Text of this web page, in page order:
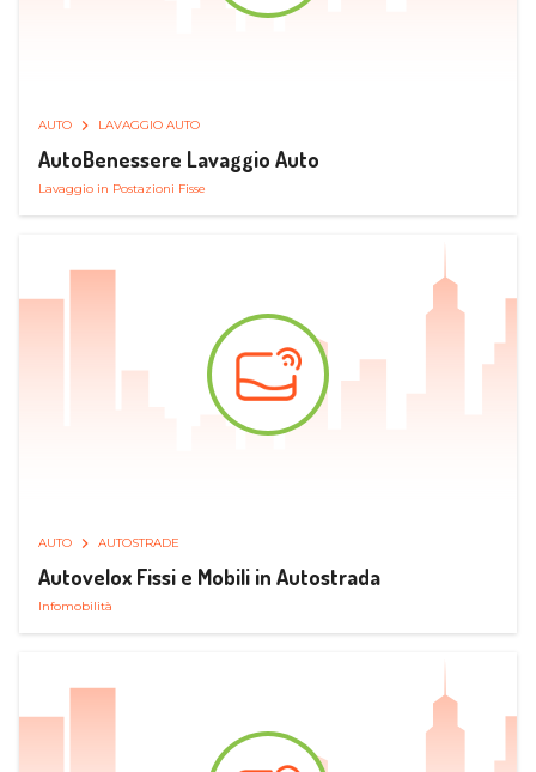
AUTO LAVAGGIO AUTO
AutoBenessere Lavaggio Auto
Lavaggio in Postazioni Fisse
AUTO AUTOSTRADE
Autovelox Fissi e Mobili in Autostrada
Infomobilità